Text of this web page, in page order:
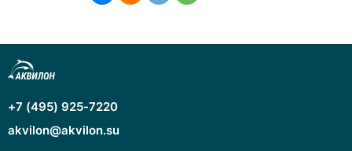
Переходники Runze из PEEK с внутренней
+7 (495) 925-7220
akvilon@akvilon.su